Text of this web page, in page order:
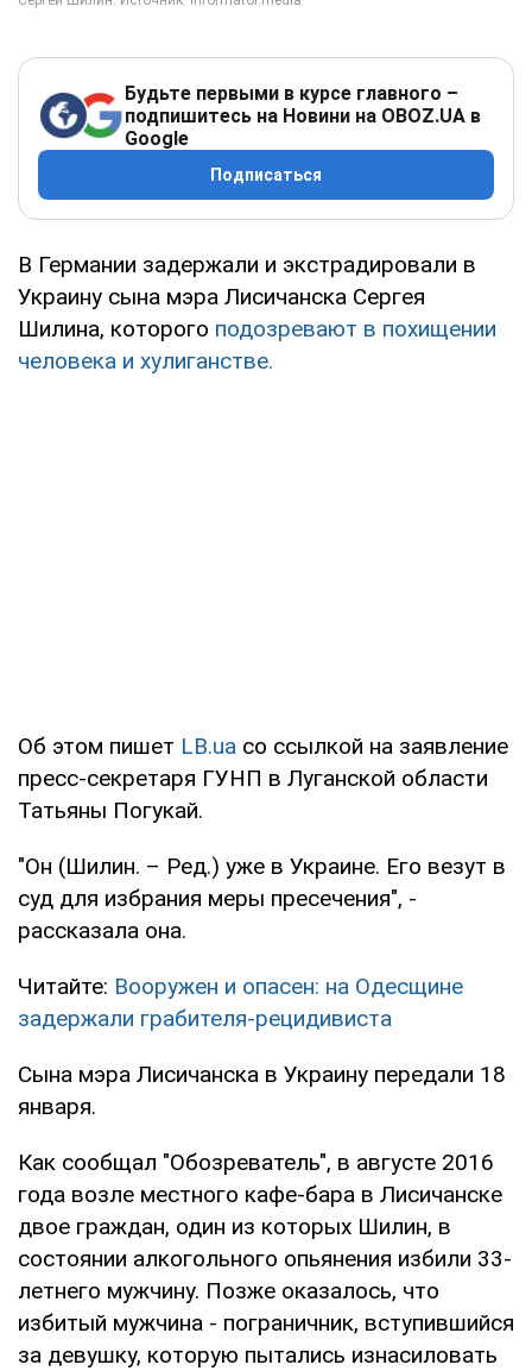
Будьте первыми в курсе главного –
подпишитесь на Новини на OBOZ.UA в
Google
Подписаться
В Германии задержали и экстрадировали в
Украину сына мэра Лисичанска Сергея
Шилина, которого подозревают в похищении
человека и хулиганстве.
Об этом пишет LB.ua со ссылкой на заявление
пресс-секретаря ГУНП в Луганской области
Татьяны Погукай.
"Он (Шилин. – Ред.) уже в Украине. Его везут в
суд для избрания меры пресечения", -
рассказала она.
Читайте: Вооружен и опасен: на Одесщине
задержали грабителя-рецидивиста
Сына мэра Лисичанска в Украину передали 18
января.
Как сообщал "Обозреватель", в августе 2016
года возле местного кафе-бара в Лисичанске
двое граждан, один из которых Шилин, в
состоянии алкогольного опьянения избили 33-
летнего мужчину. Позже оказалось, что
избитый мужчина - пограничник, вступившийся
за девушку, которую пытались изнасиловать